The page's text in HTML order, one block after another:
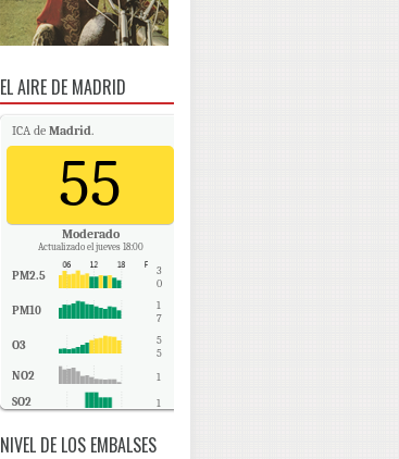
EL AIRE DE MADRID
ICA de Madrid.
55
Moderado
Actualizado el jueves 18:00
PM2.5
3
0
PM10
1
7
O3
5
5
NO2 1
SO2 1
NIVEL DE LOS EMBALSES